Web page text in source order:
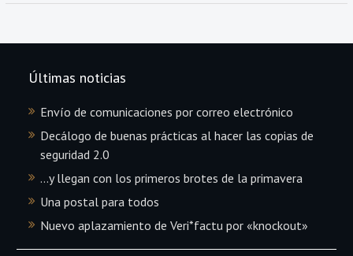
Últimas noticias
Envío de comunicaciones por correo electrónico
Decálogo de buenas prácticas al hacer las copias de
seguridad 2.0
…y llegan con los primeros brotes de la primavera
Una postal para todos
Nuevo aplazamiento de Veri*factu por «knockout»